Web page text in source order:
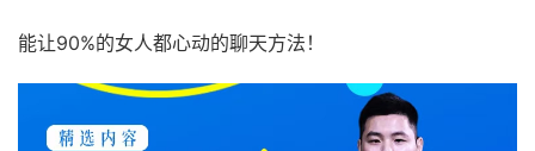
能让90%的女人都心动的聊天方法！